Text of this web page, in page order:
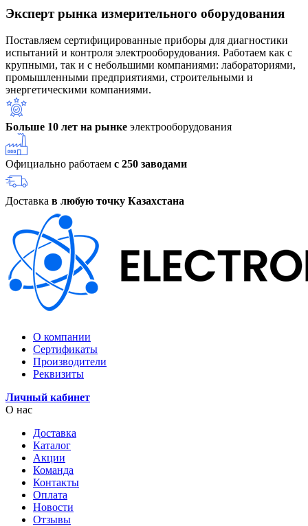
Эксперт рынка измерительного оборудования
Поставляем сертифицированные приборы для диагностики
испытаний и контроля электрооборудования. Работаем как с
крупными, так и с небольшими компаниями: лабораториями,
промышленными предприятиями, строительными и
энергетическими компаниями.
Больше 10 лет на рынке электрооборудования
Официально работаем с 250 заводами
Доставка в любую точку Казахстана
О компании
Сертификаты
Производители
Реквизиты
Личный кабинет
О нас
Доставка
Каталог
Акции
Команда
Контакты
Оплата
Новости
Отзывы